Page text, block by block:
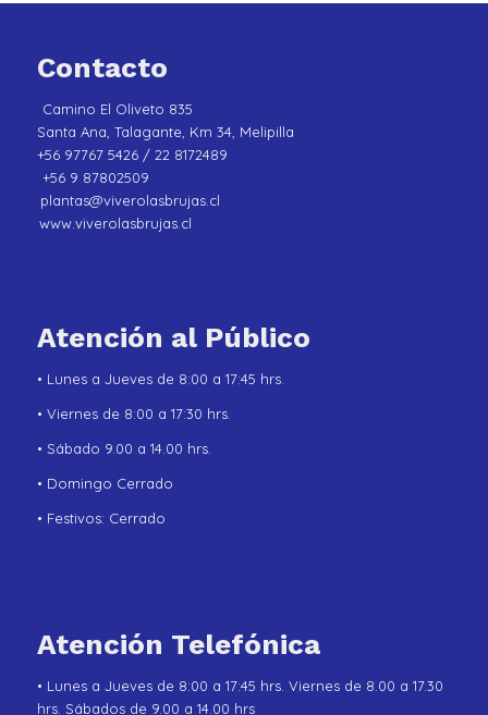
Contacto
Camino El Oliveto 835
Santa Ana, Talagante, Km 34, Melipilla
+56 97767 5426 / 22 8172489
+56 9 87802509
plantas@viverolasbrujas.cl
www.viverolasbrujas.cl
Atención al Público
• Lunes a Jueves de 8:00 a 17:45 hrs.
• Viernes de 8:00 a 17:30 hrs.
• Sábado 9.00 a 14.00 hrs.
• Domingo Cerrado
• Festivos: Cerrado
Atención Telefónica
• Lunes a Jueves de 8:00 a 17:45 hrs. Viernes de 8.00 a 17.30
hrs. Sábados de 9.00 a 14.00 hrs